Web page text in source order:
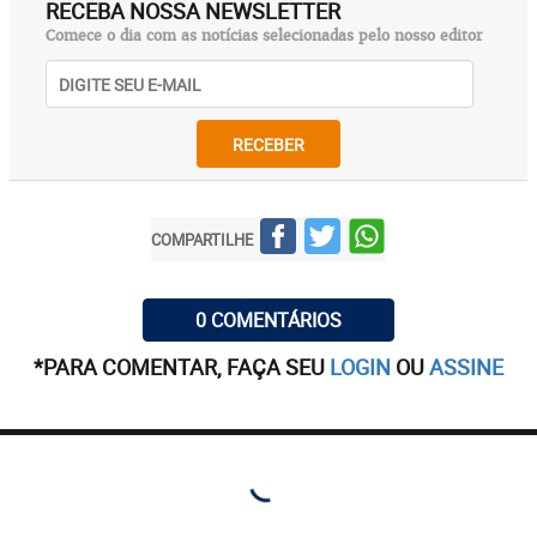
RECEBA NOSSA NEWSLETTER
Comece o dia com as notícias selecionadas pelo nosso editor
RECEBER
COMPARTILHE
0 COMENTÁRIOS
*PARA COMENTAR, FAÇA SEU LOGIN OUASSINE